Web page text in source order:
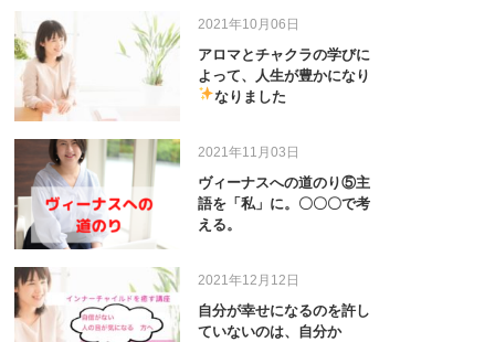
2021年10月06日
アロマとチャクラの学びに
よって、人生が豊かになり
なりました
2021年11月03日
ヴィーナスへの道のり⑤主
語を「私」に。〇〇〇で考
える。
2021年12月12日
自分が幸せになるのを許し
ていないのは、自分か